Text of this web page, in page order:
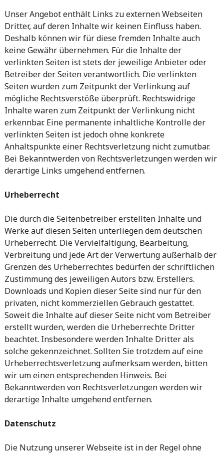
Unser Angebot enthält Links zu externen Webseiten
Dritter, auf deren Inhalte wir keinen Einfluss haben.
Deshalb können wir für diese fremden Inhalte auch
keine Gewähr übernehmen. Für die Inhalte der
verlinkten Seiten ist stets der jeweilige Anbieter oder
Betreiber der Seiten verantwortlich. Die verlinkten
Seiten wurden zum Zeitpunkt der Verlinkung auf
mögliche Rechtsverstöße überprüft. Rechtswidrige
Inhalte waren zum Zeitpunkt der Verlinkung nicht
erkennbar. Eine permanente inhaltliche Kontrolle der
verlinkten Seiten ist jedoch ohne konkrete
Anhaltspunkte einer Rechtsverletzung nicht zumutbar.
Bei Bekanntwerden von Rechtsverletzungen werden wir
derartige Links umgehend entfernen.
Urheberrecht
Die durch die Seitenbetreiber erstellten Inhalte und
Werke auf diesen Seiten unterliegen dem deutschen
Urheberrecht. Die Vervielfältigung, Bearbeitung,
Verbreitung und jede Art der Verwertung außerhalb der
Grenzen des Urheberrechtes bedürfen der schriftlichen
Zustimmung des jeweiligen Autors bzw. Erstellers.
Downloads und Kopien dieser Seite sind nur für den
privaten, nicht kommerziellen Gebrauch gestattet.
Soweit die Inhalte auf dieser Seite nicht vom Betreiber
erstellt wurden, werden die Urheberrechte Dritter
beachtet. Insbesondere werden Inhalte Dritter als
solche gekennzeichnet. Sollten Sie trotzdem auf eine
Urheberrechtsverletzung aufmerksam werden, bitten
wir um einen entsprechenden Hinweis. Bei
Bekanntwerden von Rechtsverletzungen werden wir
derartige Inhalte umgehend entfernen.
Datenschutz
Die Nutzung unserer Webseite ist in der Regel ohne